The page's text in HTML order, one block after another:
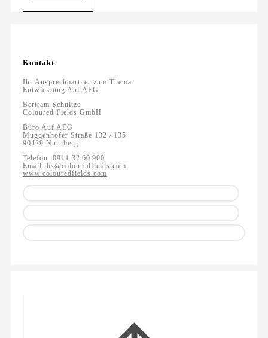
Kontakt
Ihr Ansprechpartner zum Thema
Entwicklung Auf AEG
Bertram Schultze
Coloured Fields GmbH
Büro Auf AEG
Muggenhofer Straße 132 / 135
90429 Nürnberg
Telefon: 0911 32 60 900
Email: bs@colouredfields.com
www.colouredfields.com